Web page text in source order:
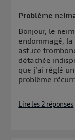
Problème
Bonjour, le
endommagé,
astuce
détachée
que j'ai réglé
problème
Lire les 2 réponses